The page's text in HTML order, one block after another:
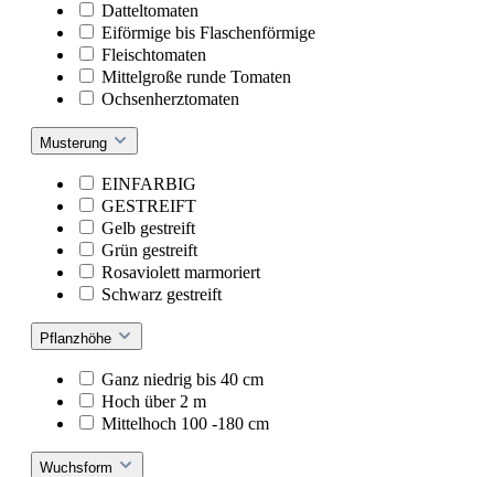
Datteltomaten
Eiförmige bis Flaschenförmige
Fleischtomaten
Mittelgroße runde Tomaten
Ochsenherztomaten
Musterung
EINFARBIG
GESTREIFT
Gelb gestreift
Grün gestreift
Rosaviolett marmoriert
Schwarz gestreift
Pflanzhöhe
Ganz niedrig bis 40 cm
Hoch über 2 m
Mittelhoch 100 -180 cm
Wuchsform